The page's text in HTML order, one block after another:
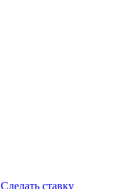
Сделать ставку